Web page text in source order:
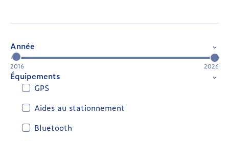
Année
2016 2026
Équipements
GPS
Aides au stationnement
Bluetooth